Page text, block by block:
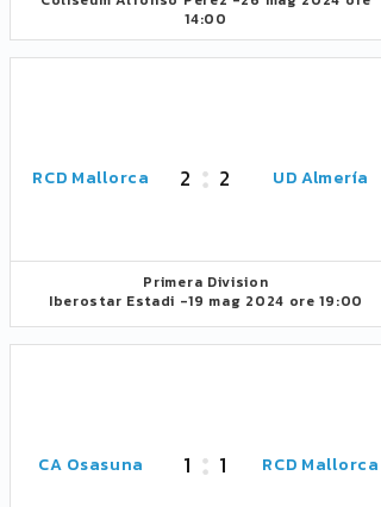
14:00
RCD Mallorca 2 2 UD Almería
Primera Division
Iberostar Estadi -19 mag 2024 ore 19:00
CA Osasuna 1 1 RCD Mallorca